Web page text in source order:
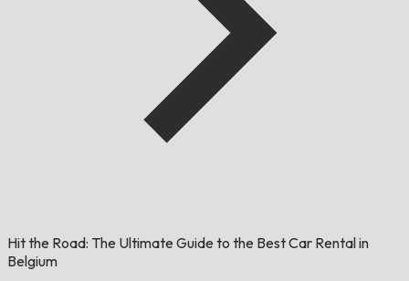
Hit the Road: The Ultimate Guide to the Best Car Rental in
Belgium